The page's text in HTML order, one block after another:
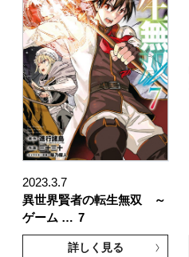
2023.3.7
異世界賢者の転生無双 ～
ゲーム … 7
詳しく見る